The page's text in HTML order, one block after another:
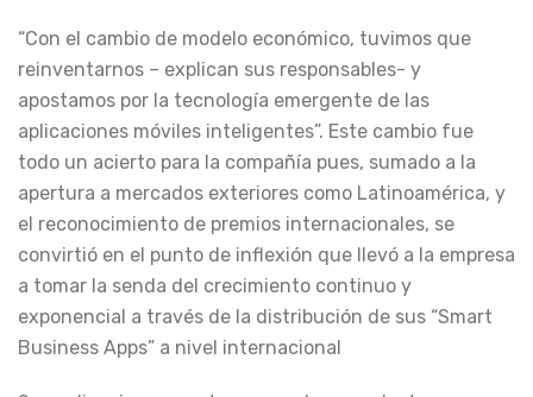
“Con el cambio de modelo económico, tuvimos que
reinventarnos – explican sus responsables- y
apostamos por la tecnología emergente de las
aplicaciones móviles inteligentes”. Este cambio fue
todo un acierto para la compañía pues, sumado a la
apertura a mercados exteriores como Latinoamérica, y
el reconocimiento de premios internacionales, se
convirtió en el punto de inflexión que llevó a la empresa
a tomar la senda del crecimiento continuo y
exponencial a través de la distribución de sus “Smart
Business Apps” a nivel internacional